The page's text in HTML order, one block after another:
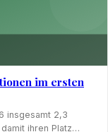
im ersten
insgesamt 2,3
ihren Platz…